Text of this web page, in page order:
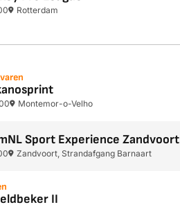
Rotterdam
Montemor-o-Velho
Sport Experience Zandvoort
Zandvoort, Strandafgang Barnaart
II